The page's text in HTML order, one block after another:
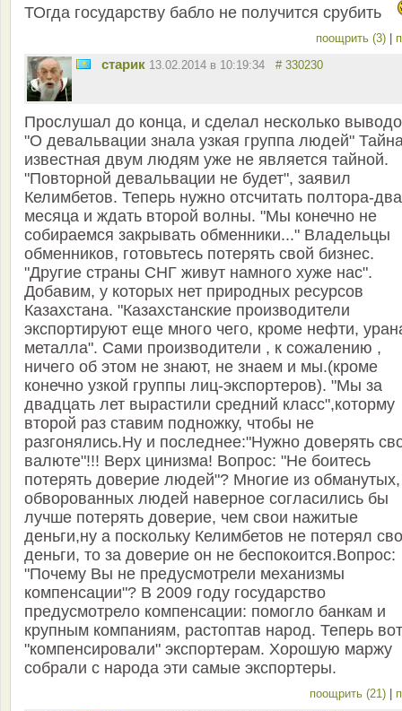
ТОгда государству бабло не получится срубить
поощрить (3)
старик 13.02.2014 в 10:19:34 # 330230
Прослушал до конца, и сделал несколько
"О девальвации знала узкая группа людей"
известная двум людям уже не является тайной.
"Повторной девальвации не будет", заявил
Келимбетов. Теперь нужно отсчитать полтора-два
месяца и ждать второй волны. "Мы конечно не
собираемся закрывать обменники..." Владельцы
обменников, готовьтесь потерять свой бизнес.
"Другие страны СНГ живут намного хуже нас".
Добавим, у которых нет природных ресурсов
Казахстана. "Казахстанские производители
экспортируют еще много чего, кроме нефти,
металла". Сами производители , к сожалению ,
ничего об этом не знают, не знаем и мы.(кроме
конечно узкой группы лиц-экспортеров). "Мы за
двадцать лет вырастили средний класс",которму
второй раз ставим подножку, чтобы не
разгонялись.Ну и последнее:"Нужно доверять
валюте"!!! Верх цинизма! Вопрос: "Не боитесь
потерять доверие людей"? Многие из обманутых,
обворованных людей наверное согласились бы
лучше потерять доверие, чем свои нажитые
деньги,ну а поскольку Келимбетов не потерял
деньги, то за доверие он не беспокоится.Вопрос:
"Почему Вы не предусмотрели механизмы
компенсации"? В 2009 году государство
предусмотрело компенсации: помогло банкам и
крупным компаниям, растоптав народ. Теперь вот
"компенсировали" экспортерам. Хорошую маржу
собрали с народа эти самые экспортеры.
поощрить (21)